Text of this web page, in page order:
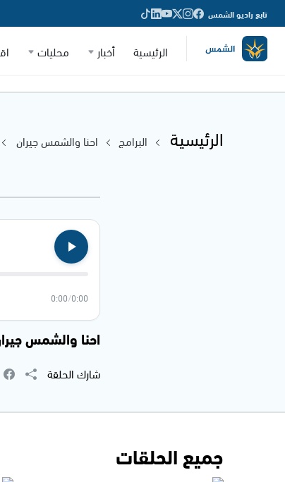
تابع راديو الشمس
الرئيسية أخبار محليات
الرئيسية البرامج احنا والشمس جيران
0:00
/
0:00
احنا والشمس جيران -
شارك الحلقة
جميع الحلقات